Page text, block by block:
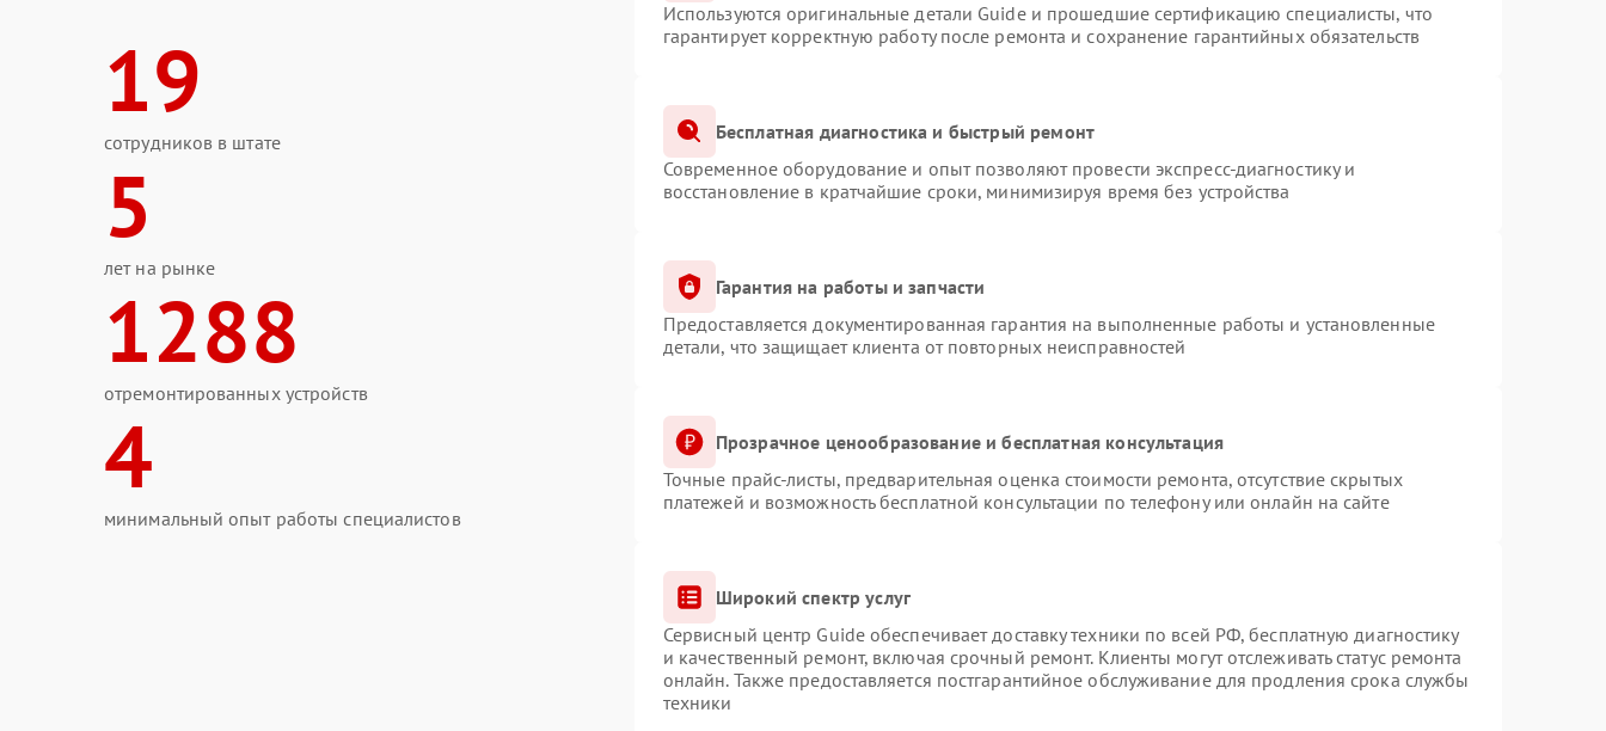
19
сотрудников в штате
5
лет на рынке
1288
отремонтированных устройств
4
минимальный опыт работы специалистов
Используются оригинальные детали Guide и прошедшие сертификацию специалисты, что
гарантирует корректную работу после ремонта и сохранение гарантийных обязательств
Бесплатная диагностика и быстрый ремонт
Современное оборудование и опыт позволяют провести экспресс-диагностику и
восстановление в кратчайшие сроки, минимизируя время без устройства
Гарантия на работы и запчасти
Предоставляется документированная гарантия на выполненные работы и установленные
детали, что защищает клиента от повторных неисправностей
Прозрачное ценообразование и бесплатная консультация
Точные прайс-листы, предварительная оценка стоимости ремонта, отсутствие скрытых
платежей и возможность бесплатной консультации по телефону или онлайн на сайте
Широкий спектр услуг
Сервисный центр Guide обеспечивает доставку техники по всей РФ, бесплатную диагностику
и качественный ремонт, включая срочный ремонт. Клиенты могут отслеживать статус ремонта
онлайн. Также предоставляется постгарантийное обслуживание для продления срока службы
техники